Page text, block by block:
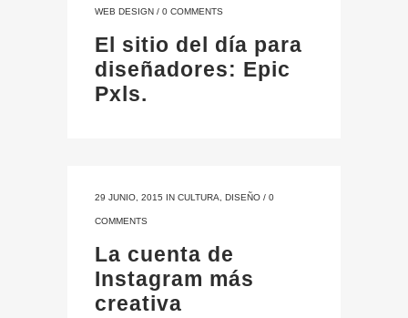
WEB DESIGN / 0 COMMENTS
El sitio del día para
diseñadores: Epic
Pxls.
29 JUNIO, 2015 IN CULTURA DISEÑO / 0
COMMENTS
La cuenta de
Instagram más
creativa